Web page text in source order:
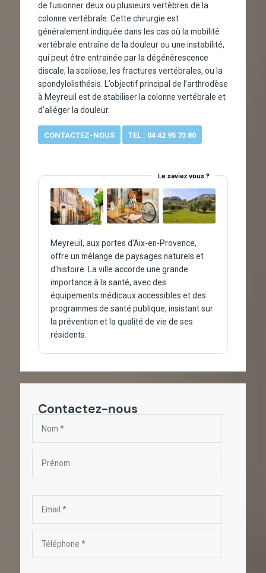
de fusionner deux ou plusieurs vertèbres de la
colonne vertébrale. Cette chirurgie est
généralement indiquée dans les cas où la mobilité
vertébrale entraîne de la douleur ou une instabilité,
qui peut être entrainée par la dégénérescence
discale, la scoliose, les fractures vertébrales, ou la
spondylolisthésis. L’objectif principal de l’arthrodèse
à Meyreuil est de stabiliser la colonne vertébrale et
d’alléger la douleur.
CONTACTEZ-NOUS TEL : 04 42 95 73 80
Le saviez vous ?
Meyreuil, aux portes d'Aix-en-Provence,
offre un mélange de paysages naturels et
d'histoire. La ville accorde une grande
importance à la santé, avec des
équipements médicaux accessibles et des
programmes de santé publique, insistant sur
la prévention et la qualité de vie de ses
résidents.
Contactez-nous